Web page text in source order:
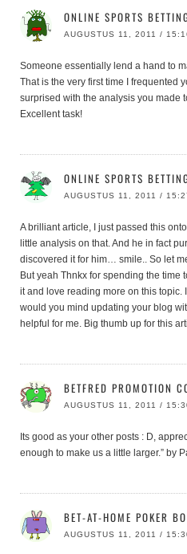
ONLINE SPORTS
AUGUSTUS 11, 2011 /
Someone essentially lend a hand to
That is the very first time I frequented
surprised with the analysis you made
Excellent task!
ONLINE SPORTS
AUGUSTUS 11, 2011 /
A brilliant article, I just passed this
little analysis on that. And he in fact
discovered it for him… smile.. So let
But yeah Thnkx for spending the time
it and love reading more on this topic.
would you mind updating your blog
helpful for me. Big thumb up for this
BETFRED PROMOTION
AUGUSTUS 11, 2011 /
Its good as your other posts : D,
enough to make us a little larger.” by
BET-AT-HOME POKER
AUGUSTUS 11, 2011 /